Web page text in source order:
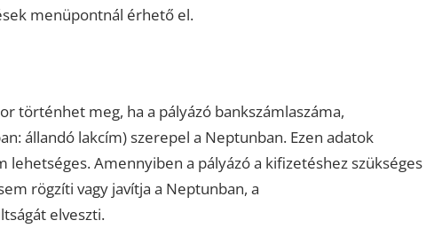
menüpontnál érhető el.
történhet meg, ha a pályázó bankszámlaszáma,
állandó lakcím) szerepel a Neptunban. Ezen adatok
Amennyiben a pályázó a kifizetéshez szükséges
rögzíti vagy javítja a Neptunban, a
elveszti.